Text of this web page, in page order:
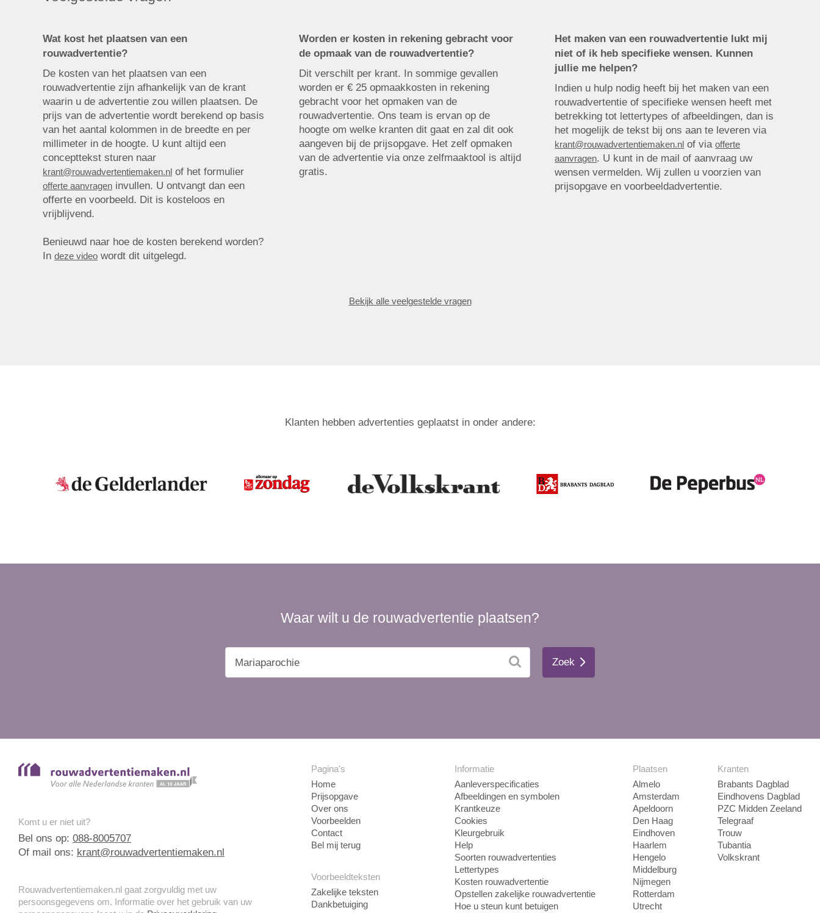
Wat kost het plaatsen van een
rouwadvertentie?
De kosten van het plaatsen van een
rouwadvertentie zijn afhankelijk van de krant
waarin u de advertentie zou willen plaatsen. De
prijs van de advertentie wordt berekend op basis
van het aantal kolommen in de breedte en per
millimeter in de hoogte. U kunt altijd een
concepttekst sturen naar
krant@rouwadvertentiemaken.nl of het formulier
offerte aanvragen invullen. U ontvangt dan een
offerte en voorbeeld. Dit is kosteloos en
vrijblijvend.
Benieuwd naar hoe de kosten berekend worden?
In deze video wordt dit uitgelegd.
Worden er kosten in rekening gebracht voor
de opmaak van de rouwadvertentie?
Dit verschilt per krant. In sommige gevallen
worden er € 25 opmaakkosten in rekening
gebracht voor het opmaken van de
rouwadvertentie. Ons team is ervan op de
hoogte om welke kranten dit gaat en zal dit ook
aangeven bij de prijsopgave. Het zelf opmaken
van de advertentie via onze zelfmaaktool is altijd
gratis.
Het maken van een rouwadvertentie lukt mij
niet of ik heb specifieke wensen. Kunnen
jullie me helpen?
Indien u hulp nodig heeft bij het maken van een
rouwadvertentie of specifieke wensen heeft met
betrekking tot lettertypes of afbeeldingen, dan is
het mogelijk de tekst bij ons aan te leveren via
krant@rouwadvertentiemaken.nl of viaofferte
aanvragen. U kunt in de mail of aanvraag uw
wensen vermelden. Wij zullen u voorzien van
prijsopgave en voorbeeldadvertentie.
Bekijk alle veelgestelde vragen
Klanten hebben advertenties geplaatst in onder andere:
Waar wilt u de rouwadvertentie plaatsen?
Zoek
Komt u er niet uit?
Bel ons op: 088-8005707
Of mail ons: krant@rouwadvertentiemaken.nl
Rouwadvertentiemaken.nl gaat zorgvuldig met uw
persoonsgegevens om. Informatie over het gebruik van uw
Pagina's
Home
Prijsopgave
Over ons
Voorbeelden
Contact
Bel mij terug
Voorbeeldteksten
Zakelijke teksten
Dankbetuiging
Informatie
Aanleverspecificaties
Afbeeldingen en symbolen
Krantkeuze
Cookies
Kleurgebruik
Help
Soorten rouwadvertenties
Lettertypes
Kosten rouwadvertentie
Opstellen zakelijke rouwadvertentie
Hoe u steun kunt betuigen
Plaatsen
Almelo
Amsterdam
Apeldoorn
Den Haag
Eindhoven
Haarlem
Hengelo
Middelburg
Nijmegen
Rotterdam
Utrecht
Kranten
Brabants Dagblad
Eindhovens Dagblad
PZC Midden Zeeland
Telegraaf
Trouw
Tubantia
Volkskrant